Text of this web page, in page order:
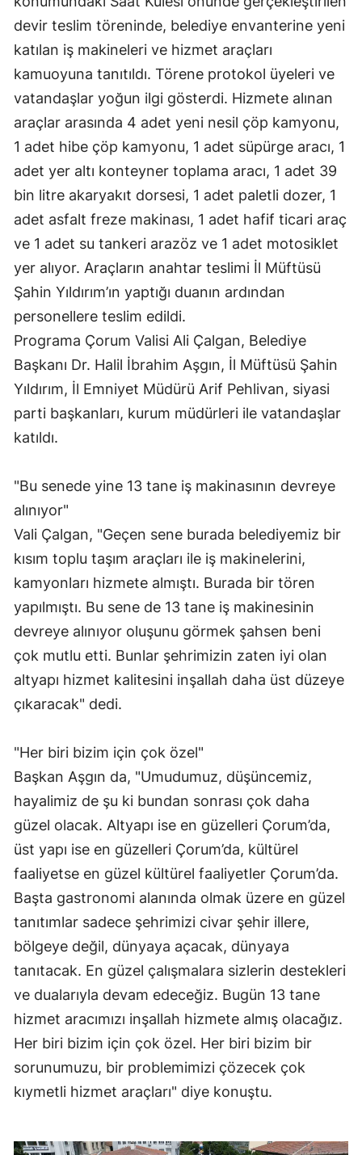
devir teslim töreninde, belediye envanterine yeni
katılan iş makineleri ve hizmet araçları
kamuoyuna tanıtıldı. Törene protokol üyeleri ve
vatandaşlar yoğun ilgi gösterdi. Hizmete alınan
araçlar arasında 4 adet yeni nesil çöp kamyonu,
1 adet hibe çöp kamyonu, 1 adet süpürge aracı, 1
adet yer altı konteyner toplama aracı, 1 adet 39
bin litre akaryakıt dorsesi, 1 adet paletli dozer, 1
adet asfalt freze makinası, 1 adet hafif ticari araç
ve 1 adet su tankeri arazöz ve 1 adet motosiklet
yer alıyor. Araçların anahtar teslimi İl Müftüsü
Şahin Yıldırım’ın yaptığı duanın ardından
personellere teslim edildi.
Programa Çorum Valisi Ali Çalgan, Belediye
Başkanı Dr. Halil İbrahim Aşgın, İl Müftüsü Şahin
Yıldırım, İl Emniyet Müdürü Arif Pehlivan, siyasi
parti başkanları, kurum müdürleri ile vatandaşlar
katıldı.
"Bu senede yine 13 tane iş makinasının devreye
alınıyor"
Vali Çalgan, "Geçen sene burada belediyemiz bir
kısım toplu taşım araçları ile iş makinelerini,
kamyonları hizmete almıştı. Burada bir tören
yapılmıştı. Bu sene de 13 tane iş makinesinin
devreye alınıyor oluşunu görmek şahsen beni
çok mutlu etti. Bunlar şehrimizin zaten iyi olan
altyapı hizmet kalitesini inşallah daha üst düzeye
çıkaracak" dedi.
"Her biri bizim için çok özel"
Başkan Aşgın da, "Umudumuz, düşüncemiz,
hayalimiz de şu ki bundan sonrası çok daha
güzel olacak. Altyapı ise en güzelleri Çorum’da,
üst yapı ise en güzelleri Çorum’da, kültürel
faaliyetse en güzel kültürel faaliyetler Çorum’da.
Başta gastronomi alanında olmak üzere en güzel
tanıtımlar sadece şehrimizi civar şehir illere,
bölgeye değil, dünyaya açacak, dünyaya
tanıtacak. En güzel çalışmalara sizlerin destekleri
ve dualarıyla devam edeceğiz. Bugün 13 tane
hizmet aracımızı inşallah hizmete almış olacağız.
Her biri bizim için çok özel. Her biri bizim bir
sorunumuzu, bir problemimizi çözecek çok
kıymetli hizmet araçları" diye konuştu.